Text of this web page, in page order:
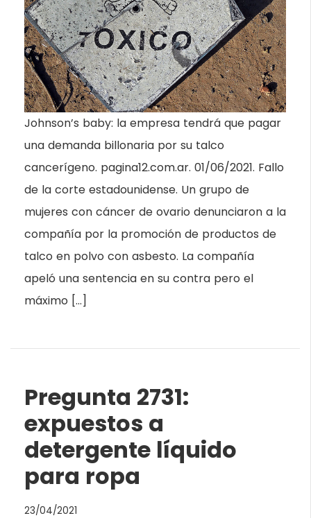
Johnson’s baby: la empresa tendrá que pagar
una demanda billonaria por su talco
cancerígeno. pagina12.com.ar. 01/06/2021. Fallo
de la corte estadounidense. Un grupo de
mujeres con cáncer de ovario denunciaron a la
compañía por la promoción de productos de
talco en polvo con asbesto. La compañía
apeló una sentencia en su contra pero el
máximo […]
Pregunta 2731:
expuestos a
detergente líquido
para ropa
23/04/2021